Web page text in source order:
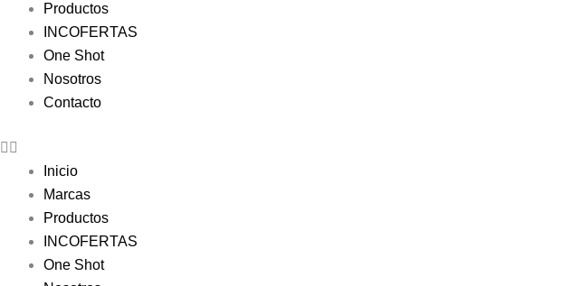
Productos
INCOFERTAS
One Shot
Nosotros
Contacto
Inicio
Marcas
Productos
INCOFERTAS
One Shot